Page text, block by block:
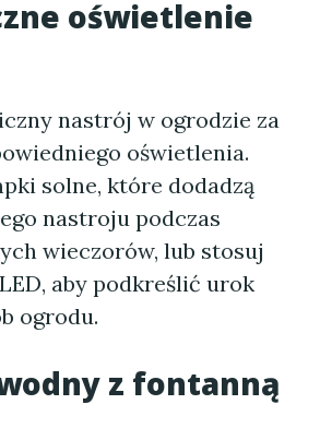
oświetlenie
nastrój w ogrodzie za
oświetlenia.
solne, które dodadzą
nastroju podczas
wieczorów, lub stosuj
aby podkreślić urok
ogrodu.
z fontanną